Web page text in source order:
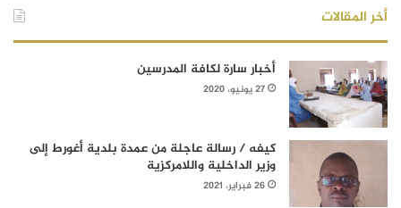
أخر المقالات
أخبار سارة لكافة المدرسين
27 يونيو، 2020
كيفه / رسالة عاجلة من عمدة بلدية أغورط إلى
وزير الداخلية واللامركزية
26 فبراير، 2021